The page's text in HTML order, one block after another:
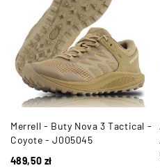
Merrell - Buty Nova 3 Tactical -
Coyote - J005045
489,50 zł